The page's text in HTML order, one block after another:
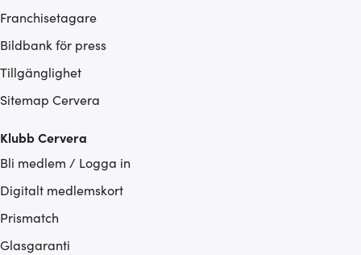
Franchisetagare
Bildbank för press
Tillgänglighet
Sitemap Cervera
Klubb Cervera
Bli medlem / Logga in
Digitalt medlemskort
Prismatch
Glasgaranti